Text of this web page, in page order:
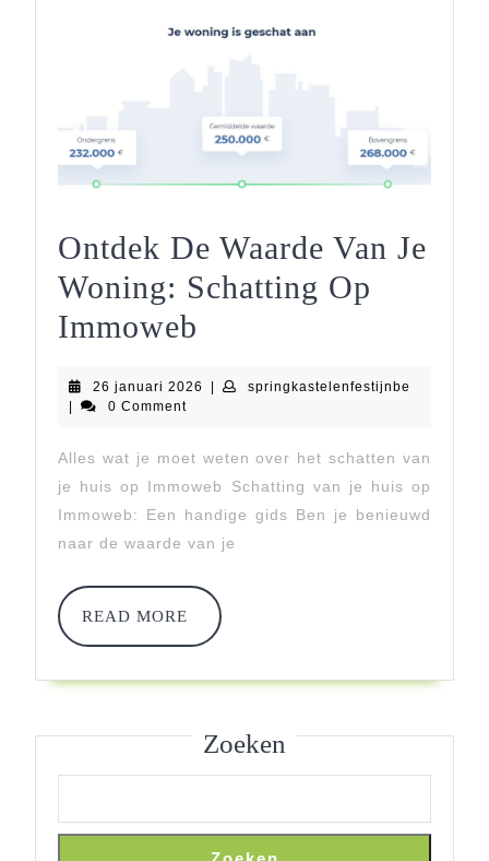
Ontdek De Waarde Van Je
Woning: Schatting Op
Immoweb
Waarde
Je
Woning:
Schatting
Op
Immoweb
26 januari 2026 26
springkastelenfestijnbe
0 Comment
Alles wat je moet weten over het schatten van
je huis op Immoweb Schatting van je huis op
Immoweb: Een handige gids Ben je benieuwd
naar de waarde van je
READ MORE
READ
MORE
Zoeken